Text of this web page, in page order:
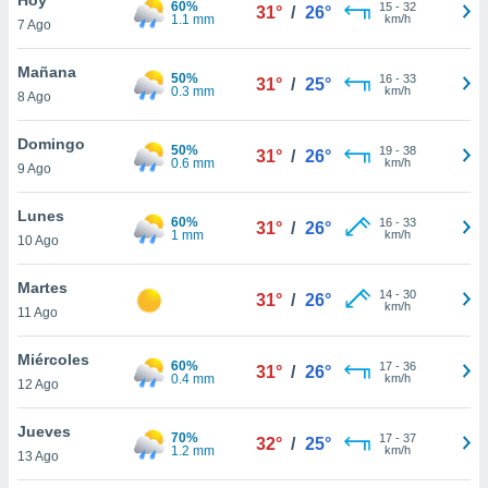
y
en
más
de
7 Ago
60%
1.1 mm
31° / 26° 15- 32
km/h
Mañana
8 Ago
50%
0.3 mm
31° / 25° 16- 33
km/h
Domingo
9 Ago
50%
0.6 mm
31° / 26° 19- 38
km/h
Lunes
10 Ago
60%
1 mm
31° / 26° 16- 33
km/h
Martes
11 Ago
31° / 26° 14- 30
km/h
Miércoles
12 Ago
60%
0.4 mm
31° / 26° 17- 36
km/h
Jueves
13 Ago
70%
1.2 mm
32° / 25° 17- 37
km/h